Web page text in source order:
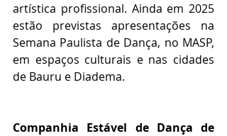
artística profissional. Ainda em 2025
estão previstas apresentações na
Semana Paulista de Dança, no MASP,
em espaços culturais e nas cidades
de Bauru e Diadema.
Companhia Estável de Dança de